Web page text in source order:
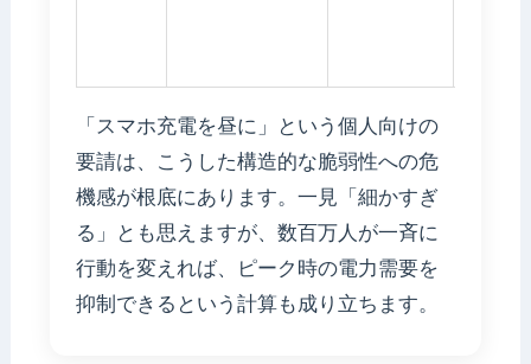
「スマホ充電を昼に」という個人向けの
要請は、こうした構造的な脆弱性への危
機感が根底にあります。一見「細かすぎ
る」とも思えますが、数百万人が一斉に
行動を変えれば、ピーク時の電力需要を
抑制できるという計算も成り立ちます。